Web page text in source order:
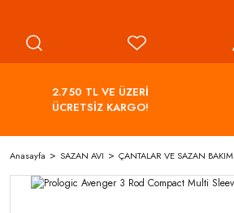
2.750 TL VE ÜZERİ
ÜCRETSİZ KARGO!
Anasayfa SAZAN AVI ÇANTALAR VE SAZAN BAKIM